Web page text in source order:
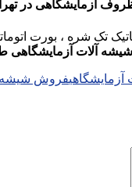
ازمایشگاهی در
تک شره ، بورت
آلات آزمایشگاهی
فروش شیشه